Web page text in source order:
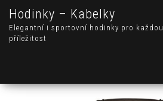
Hodinky – Kabelky
Elegantní i sportovní hodinky pro každou
příležitost